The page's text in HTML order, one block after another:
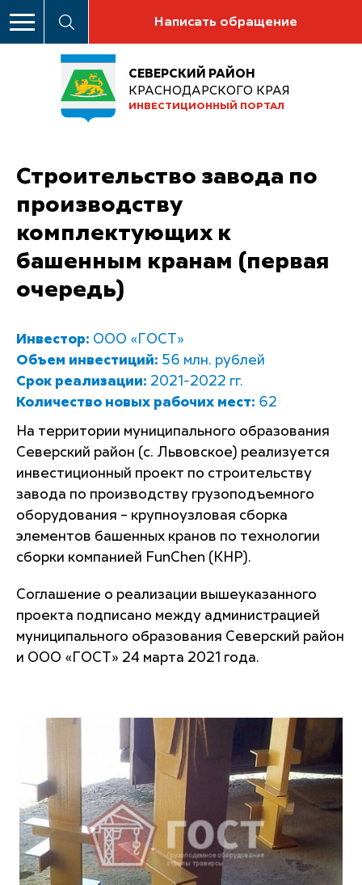
Написать обращение
СЕВЕРСКИЙ РАЙОН
КРАСНОДАРСКОГО КРАЯ
ИНВЕСТИЦИОННЫЙ ПОРТАЛ
Строительство завода по
производству
комплектующих к
башенным кранам (первая
очередь)
Инвестор: ООО «ГОСТ»
Объем инвестиций: 56 млн. рублей
Срок реализации: 2021-2022 гг.
Количество новых рабочих мест: 62
На территории муниципального образования
Северский район (с. Львовское) реализуется
инвестиционный проект по строительству
завода по производству грузоподъемного
оборудования – крупноузловая сборка
элементов башенных кранов по технологии
сборки компанией FunChen (КНР).
Соглашение о реализации вышеуказанного
проекта подписано между администрацией
муниципального образования Северский район
и ООО «ГОСТ» 24 марта 2021 года.